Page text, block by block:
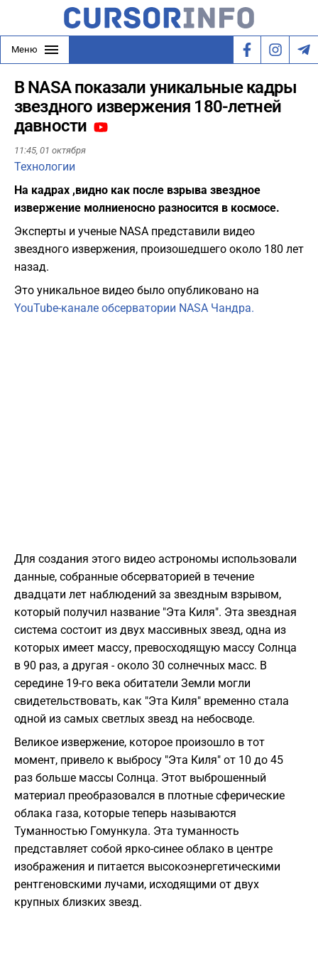
Меню
В NASA показали уникальные кадры
звездного извержения 180-летней
давности
11:45, 01 октября
Технологии
На кадрах ,видно как после взрыва звездное
извержение молниеносно разносится в космосе.
Эксперты и ученые NASA представили видео
звездного извержения, произошедшего около 180 лет
назад.
Это уникальное видео было опубликовано на
YouTube-канале обсерватории NASA Чандра.
Для создания этого видео астрономы использовали
данные, собранные обсерваторией в течение
двадцати лет наблюдений за звездным взрывом,
который получил название "Эта Киля". Эта звездная
система состоит из двух массивных звезд, одна из
которых имеет массу, превосходящую массу Солнца
в 90 раз, а другая - около 30 солнечных масс. В
середине 19-го века обитатели Земли могли
свидетельствовать, как "Эта Киля" временно стала
одной из самых светлых звезд на небосводе.
Великое извержение, которое произошло в тот
момент, привело к выбросу "Эта Киля" от 10 до 45
раз больше массы Солнца. Этот выброшенный
материал преобразовался в плотные сферические
облака газа, которые теперь называются
Туманностью Гомункула. Эта туманность
представляет собой ярко-синее облако в центре
изображения и питается высокоэнергетическими
рентгеновскими лучами, исходящими от двух
крупных близких звезд.